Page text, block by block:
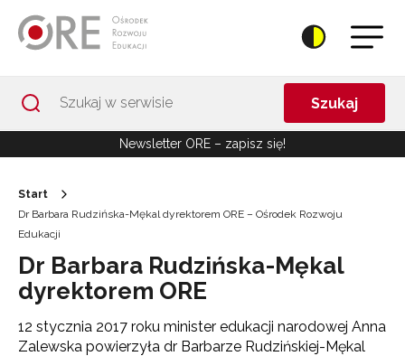
Szukaj
Newsletter ORE – zapisz się!
Start
Dr Barbara Rudzińska-Mękal dyrektorem ORE – Ośrodek Rozwoju
Edukacji
Dr Barbara Rudzińska-Mękal
dyrektorem ORE
12 stycznia 2017 roku minister edukacji narodowej Anna
Zalewska powierzyła dr Barbarze Rudzińskiej-Mękal